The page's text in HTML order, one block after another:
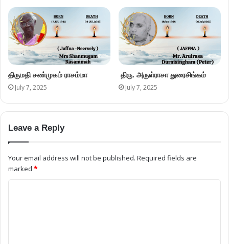
திருமதி சண்முகம் ராசம்மா
July 7, 2025
திரு. அருள்ராசா துரைசிங்கம்
July 7, 2025
Leave a Reply
Your email address will not be published. Required fields are
marked *